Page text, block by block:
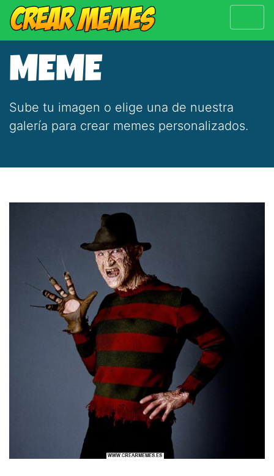
MEME
Sube tu imagen o elige una de nuestra
galería para crear memes personalizados.